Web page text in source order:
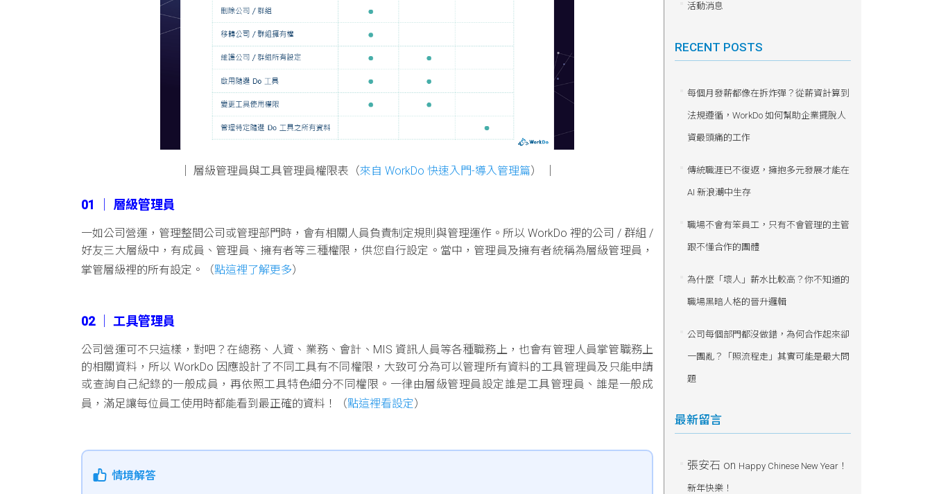
│ 層級管理員與工具管理員權限表（來自 WorkDo 快速入門-導入管理篇） │
01 │ 層級管理員
一如公司營運，管理整間公司或管理部門時，會有相關人員負責制定規則與管理運作。所以 WorkDo 裡的公司 / 群組 /
好友三大層級中，有成員、管理員、擁有者等三種權限，供您自行設定。當中，管理員及擁有者統稱為層級管理員，
掌管層級裡的所有設定。（點這裡了解更多）
02 │ 工具管理員
公司營運可不只這樣，對吧？在總務、人資、業務、會計、MIS 資訊人員等各種職務上，也會有管理人員掌管職務上
的相關資料，所以 WorkDo 因應設計了不同工具有不同權限，大致可分為可以管理所有資料的工具管理員及只能申請
或查詢自己紀錄的一般成員，再依照工具特色細分不同權限。一律由層級管理員設定誰是工具管理員、誰是一般成
員，滿足讓每位員工使用時都能看到最正確的資料！（點這裡看設定）
情境解答
活動消息
RECENT POSTS
每個月發薪都像在拆炸彈？從薪資計算到
法規遵循，WorkDo 如何幫助企業擺脫人
資最頭痛的工作
傳統職涯已不復返，擁抱多元發展才能在
AI 新浪潮中生存
職場不會有笨員工，只有不會管理的主管
跟不懂合作的團體
為什麼「壞人」薪水比較高？你不知道的
職場黑暗人格的晉升邏輯
公司每個部門都沒做錯，為何合作起來卻
一團亂？「照流程走」其實可能是最大問
題
最新留言
張安石 on Happy Chinese New Year！
新年快樂！